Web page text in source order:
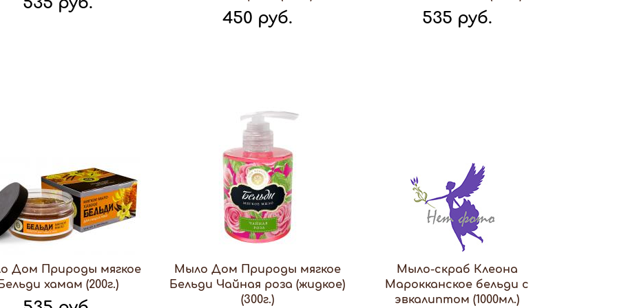
450 руб. 535 руб.
Дом Природы мягкое
хамам (200г.)
Мыло Дом Природы мягкое
Бельди Чайная роза (жидкое)
(300г.)
Мыло-скраб Клеона
Марокканское бельди с
эвкалиптом (1000мл.)